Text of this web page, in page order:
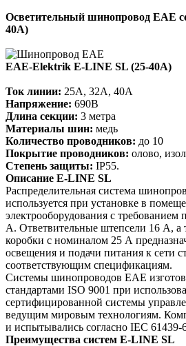
Осветительный шинопровод EAE
40А)
EAE-Elektrik E-LINE SL (25-40А)
Ток линии: 25А, 32А, 40А
Напряжение: 690В
Длина секции: 3 метра
Материалы шин: медь
Количество проводников: до 10
Покрытие проводников: олово,
Степень защиты: IP55.
Описание E-LINE SL
Распределительная система
используется при установке в
электрооборудования с
А. Ответвительные штепсели 16 А, а
коробки с номиналом 25 А
освещения и подачи питания к сети
соответствующим спецификациям.
Системы шинопроводов EAE
стандартами ISO 9001 при
сертифицированной системы
ведущим мировым технологиям.
и испытывались согласно IEC 61439-
Преимущества систем E-LINE SL